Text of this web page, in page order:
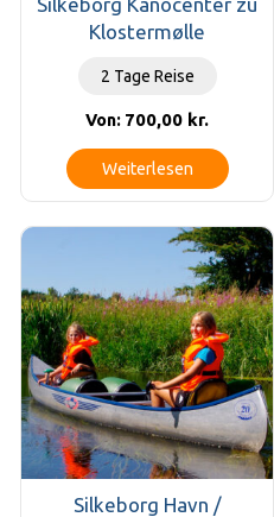
Klostermølle
2 Tage Reise
Von: 700,00 kr.
Weiterlesen
Silkeborg Havn /